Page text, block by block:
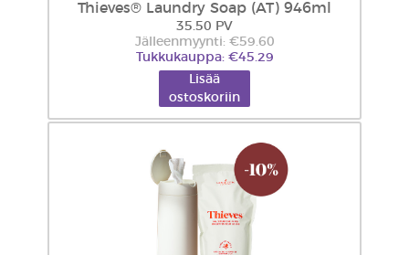
Thieves® Laundry Soap (AT) 946ml
35.50 PV
Jälleenmyynti: €59.60
Tukkukauppa: €45.29
Lisää
ostoskoriin